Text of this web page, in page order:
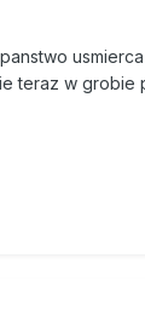
teraz w grobie